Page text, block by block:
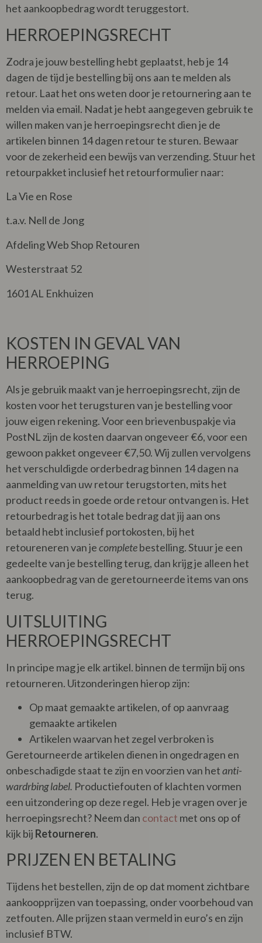
het aankoopbedrag wordt teruggestort.
HERROEPINGSRECHT
Zodra je jouw bestelling hebt geplaatst, heb je 14
dagen de tijd je bestelling bij ons aan te melden als
retour. Laat het ons weten door je retournering aan te
melden via email. Nadat je hebt aangegeven gebruik te
willen maken van je herroepingsrecht dien je de
artikelen binnen 14 dagen retour te sturen. Bewaar
voor de zekerheid een bewijs van verzending. Stuur het
retourpakket inclusief het retourformulier naar:
La Vie en Rose
t.a.v. Nell de Jong
Afdeling Web Shop Retouren
Westerstraat 52
1601 AL Enkhuizen
KOSTEN IN GEVAL VAN
HERROEPING
Als je gebruik maakt van je herroepingsrecht, zijn de
kosten voor het terugsturen van je bestelling voor
jouw eigen rekening. Voor een brievenbuspakje via
PostNL zijn de kosten daarvan ongeveer €6, voor een
gewoon pakket ongeveer €7,50.Wij zullen vervolgens
het verschuldigde orderbedrag binnen 14 dagen na
aanmelding van uw retour terugstorten, mits het
product reeds in goede orde retour ontvangen is. Het
retourbedrag is het totale bedrag dat jij aan ons
betaald hebt inclusief portokosten, bij het
retoureneren van jecompletebestelling. Stuur je een
gedeelte van je bestelling terug, dan krijg je alleen het
aankoopbedrag van de geretourneerde items van ons
terug.
UITSLUITING
HERROEPINGSRECHT
In principe mag je elk artikel. binnen de termijn bij ons
retourneren. Uitzonderingen hierop zijn:
Op maat gemaakte artikelen, of op aanvraag
gemaakte artikelen
Artikelen waarvan het zegel verbroken is
Geretourneerde artikelen dienen in ongedragen en
onbeschadigde staat te zijn en voorzien van hetanti-
wardrbing label. Productiefouten of klachten vormen
een uitzondering op deze regel. Heb je vragen over je
herroepingsrecht? Neem dan contact met ons op of
kijk bij Retourneren.
PRIJZEN EN BETALING
Tijdens het bestellen, zijn de op dat moment zichtbare
aankoopprijzen van toepassing, onder voorbehoud van
zetfouten. Alle prijzen staan vermeld in euro’s en zijn
inclusief BTW.